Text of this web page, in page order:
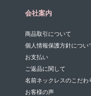
会社案内
商品取引について
個人情報保護方針につい
お支払い
ご返品に関して
名前ネックレスのこだわ
お客様の声